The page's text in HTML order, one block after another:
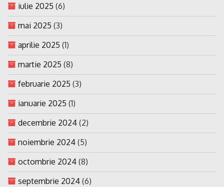
iulie 2025 (6)
mai 2025 (3)
aprilie 2025 (1)
martie 2025 (8)
februarie 2025 (3)
ianuarie 2025 (1)
decembrie 2024 (2)
noiembrie 2024 (5)
octombrie 2024 (8)
septembrie 2024 (6)